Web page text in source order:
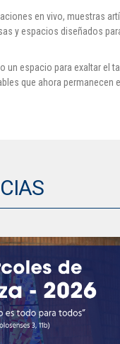
en vivo, muestras
y espacios diseñados
un espacio para exaltar el
que ahora permanecen